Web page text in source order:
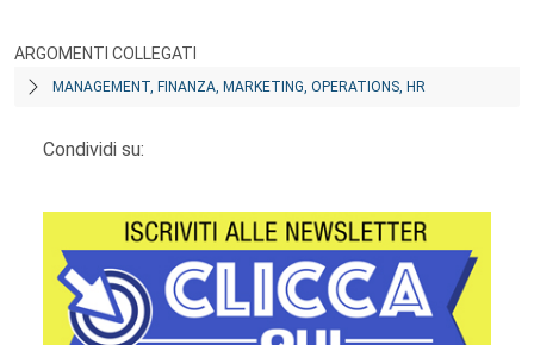
ARGOMENTI COLLEGATI
MANAGEMENT, FINANZA, MARKETING, OPERATIONS, HR
Condividi su: